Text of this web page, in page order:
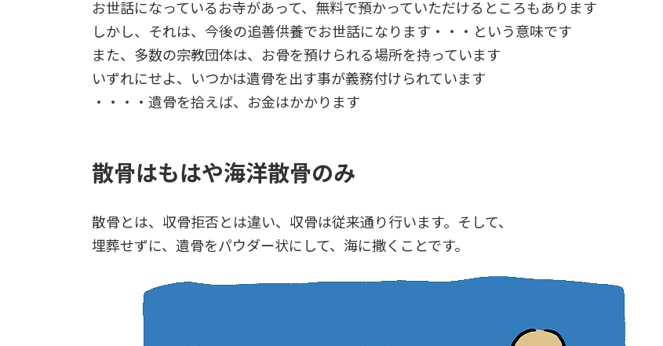
お世話になっているお寺があって、無料で預かっていただけるところもあります
しかし、それは、今後の追善供養でお世話になります・・・という意味です
また、多数の宗教団体は、お骨を預けられる場所を持っています
いずれにせよ、いつかは遺骨を出す事が義務付けられています
・・・・遺骨を拾えば、お金はかかります
散骨はもはや海洋散骨のみ
散骨とは、収骨拒否とは違い、収骨は従来通り行います。そして、
埋葬せずに、遺骨をパウダー状にして、海に撒くことです。